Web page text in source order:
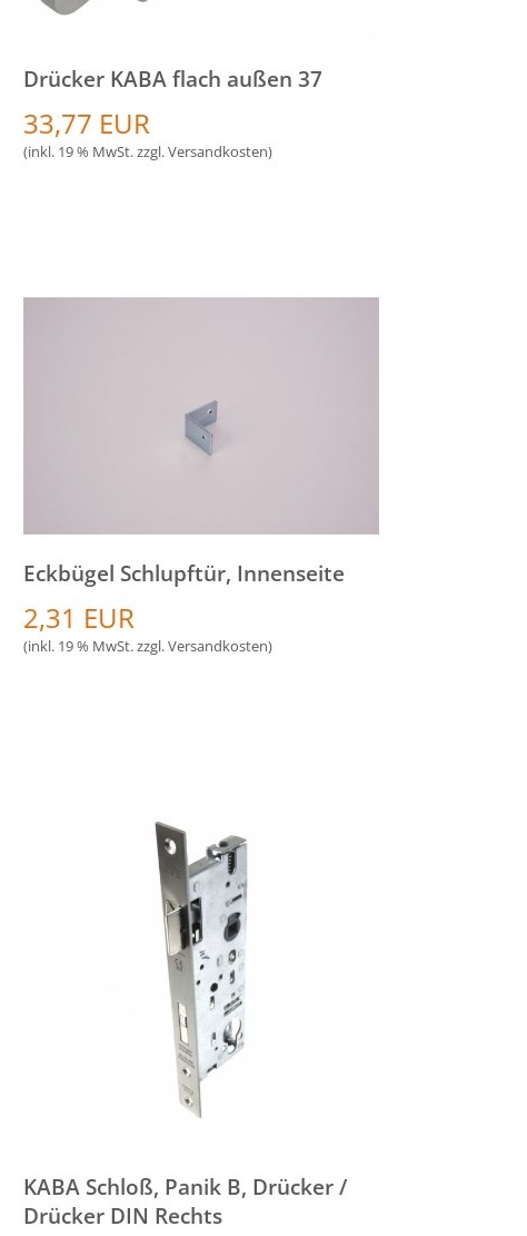
Drücker KABA flach außen 37
33,77 EUR
(inkl. 19 % MwSt. zzgl.Versandkosten)
Eckbügel Schlupftür, Innenseite
2,31 EUR
(inkl. 19 % MwSt. zzgl.Versandkosten)
KABA Schloß, Panik B, Drücker /
Drücker DIN Rechts